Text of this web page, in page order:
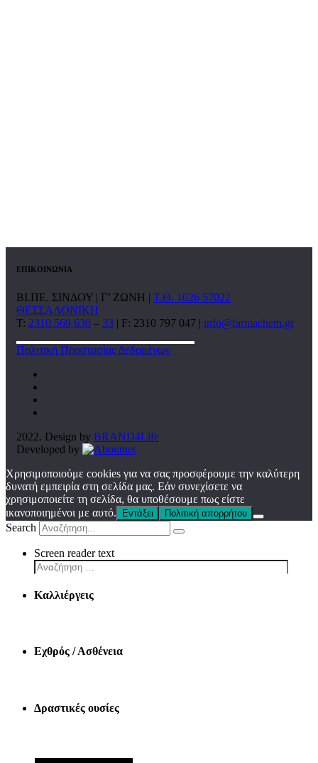
ΕΠΙΚΟΙΝΩΝΙΑ
ΒΙ.ΠΕ. ΣΙΝΔΟΥ | Γ’ ΖΩΝΗ | Τ.Θ. 1026 57022
ΘΕΣΣΑΛΟΝΙΚΗ
T: 2310 569 630 – 33 | F: 2310 797 047 | info@farmachem.gr
Πολιτική Προστασίας Δεδομένων
2022. Design by BRAND4Life
Developed by
Χρησιμοποιούμε cookies για να σας προσφέρουμε την καλύτερη
δυνατή εμπειρία στη σελίδα μας. Εάν συνεχίσετε να
χρησιμοποιείτε τη σελίδα, θα υποθέσουμε πως είστε
ικανοποιημένοι με αυτό.
Εντάξει Πολιτική απορρήτου
Search
Screen reader text
Καλλιέργεις
Εχθρός / Ασθένεια
Δραστικές ουσίες